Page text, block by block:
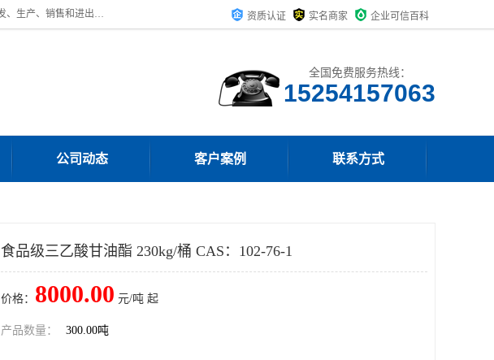
济南汇丰达化工有限公司是一家民营股份制精细化工企业，主要从事化工溶剂、药用辅料、合成中间体等深加工产品的研制开发、生产、销售和进出口贸易。主营产品：环氧丙烷，十二烷基苯，甲基磺酸，磺酸，DMF，DMAC，甘油，苯甲醇，乙酰氯，甲基丙烯酸，甲基丙烯酸甲酯，叔丁醇，异辛酸，二乙烯三胺，一乙，二乙‎，三乙醇胺，原乙酸三甲酯等化工产品及中间体。欢迎各界朋友洽谈咨询业务。 资质认证 实名商家 企业可信百科
全国免费服务热线：
15254157063
公司动态 客户案例 联系方式
食品级三乙酸甘油酯 230kg/桶 CAS：102-76-1
价格： 8000.00 元/吨 起
产品数量： 300.00吨